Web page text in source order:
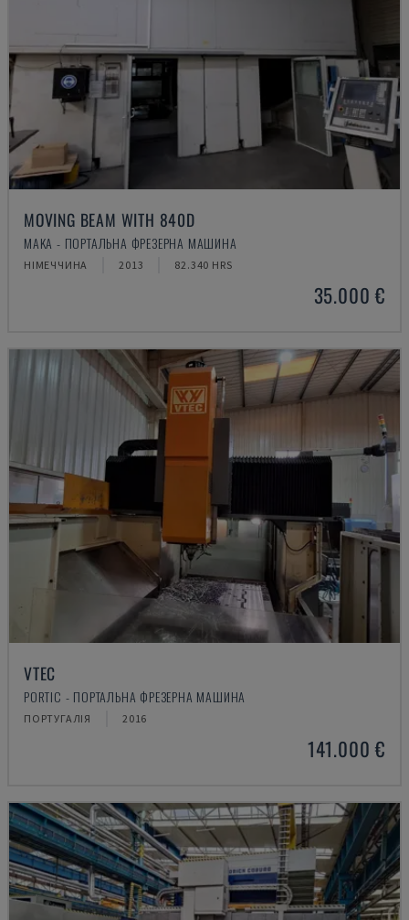
MOVING BEAM WITH 840D
MAKA - ПОРТАЛЬНА ФРЕЗЕРНА МАШИНА
НІМЕЧЧИНА 2013 82.340 HRS
35.000 €
VTEC
PORTIC - ПОРТАЛЬНА ФРЕЗЕРНА МАШИНА
ПОРТУГАЛІЯ 2016
141.000 €